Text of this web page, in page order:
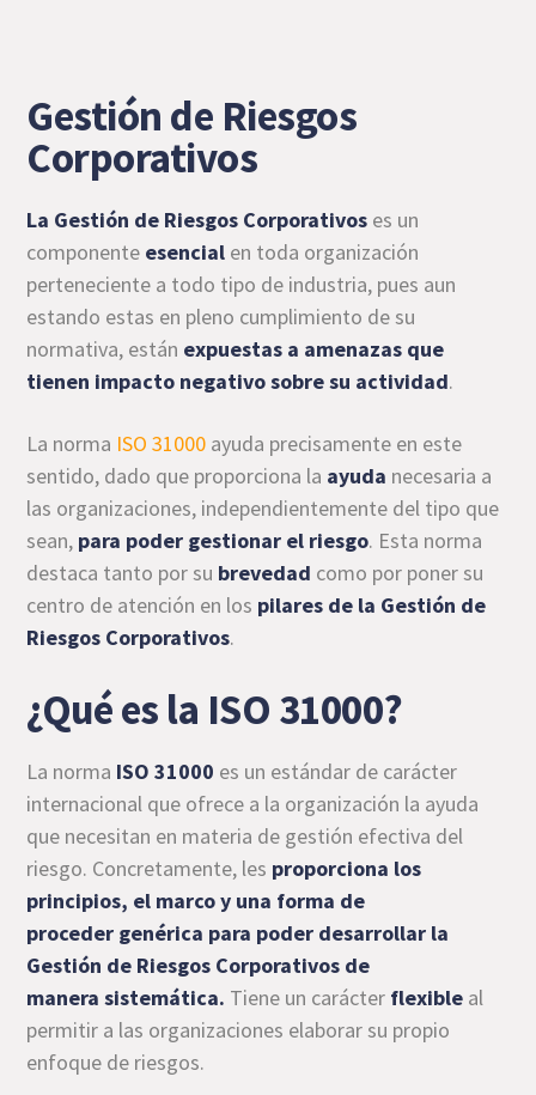
Gestión de Riesgos
Corporativos
La Gestión de Riesgos Corporativos es un
componente esencial en toda organización
perteneciente a todo tipo de industria, pues aun
estando estas en pleno cumplimiento de su
normativa, están expuestas a amenazas que
tienen impacto negativo sobre su actividad.
La norma ISO 31000 ayuda precisamente en este
sentido, dado que proporciona la ayuda necesaria a
las organizaciones, independientemente del tipo que
sean, para poder gestionar el riesgo. Esta norma
destaca tanto por su brevedad como por poner su
centro de atención en los pilares de la Gestión de
Riesgos Corporativos.
¿Qué es la ISO 31000?
La norma ISO 31000 es un estándar de carácter
internacional que ofrece a la organización la ayuda
que necesitan en materia de gestión efectiva del
riesgo. Concretamente, les proporciona los
principios, el marco y una forma de
proceder genérica para poder desarrollar la
Gestión de Riesgos Corporativos de
manerasistemática. Tiene un carácter flexible al
permitir a las organizaciones elaborar su propio
enfoque de riesgos.